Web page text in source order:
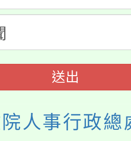
》溝通分析基
學生輔導中心
商輔導、社會
縣政府辦理
園短影音徵選
章及活動海報
送出
人事行政總